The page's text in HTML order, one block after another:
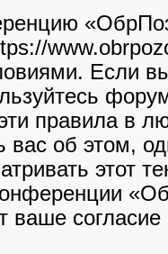
Если
правила в
вас об этом,
этот
ваше